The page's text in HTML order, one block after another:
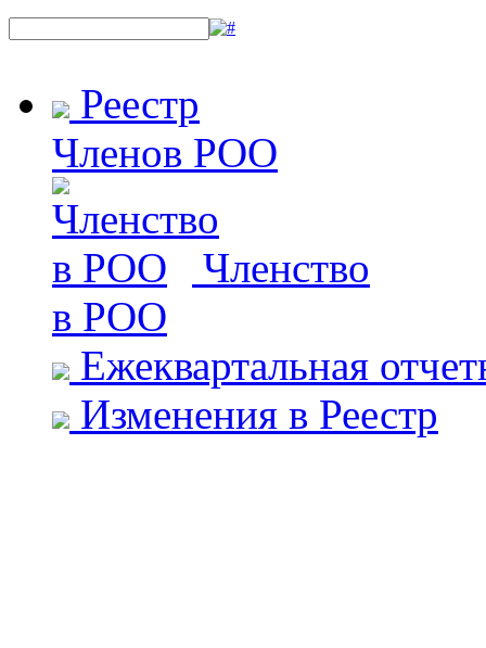
Реестр
Членов РОО
Членство
в РОО
Ежеквартальная
Изменения в Реестр